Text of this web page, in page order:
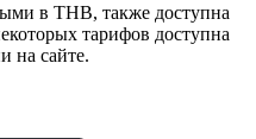
в THB, также доступна
тарифов доступна
на сайте.